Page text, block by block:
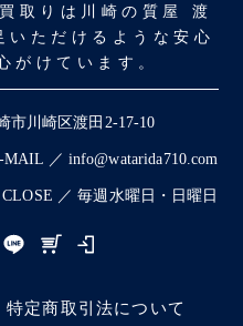
取りは川崎の質屋 渡
ただけるような安心
がけています。
市川崎区渡田2-17-10
MAIL ／ info@watarida710.com
CLOSE ／ 毎週水曜日・日曜日
特定商取引法について